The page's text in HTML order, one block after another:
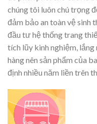
chúng tôi luôn chú trọng
đảm bảo an toàn vệ sinh
đầu tư hệ thống trang
tích lũy kinh nghiệm, lắng
hàng nên sản phẩm của
định nhiều năm liền trên